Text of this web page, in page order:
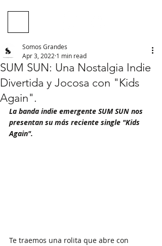
SUM SUN: Una Nostalgia Indie
Divertida y Jocosa con "Kids
Again".
Somos Grandes
Apr 3, 2022 1 min read
La banda indie emergente SUM SUN nos
presentan su más reciente single "Kids
Again".
Te traemos una rolita que abre con